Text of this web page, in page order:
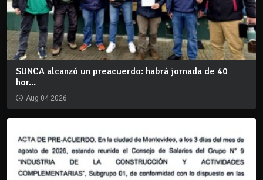
SUNCA alcanzó un preacuerdo: habrá jornada de 40
hor...
Aug 04 2026